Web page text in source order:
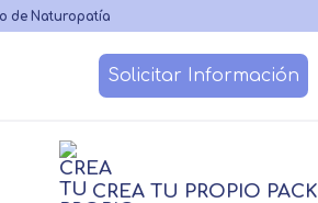
de Naturopatía
Becas y financiación
Solicitar Información
CREA TU PROPIO PACK